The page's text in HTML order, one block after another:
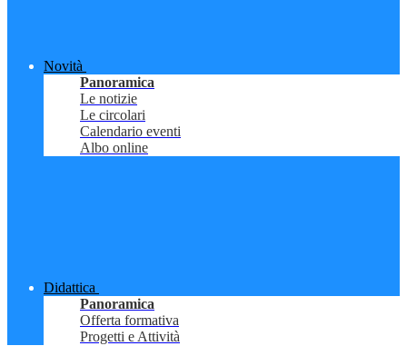
Novità
Panoramica
Le notizie
Le circolari
Calendario eventi
Albo online
Didattica
Panoramica
Offerta formativa
Progetti e Attività